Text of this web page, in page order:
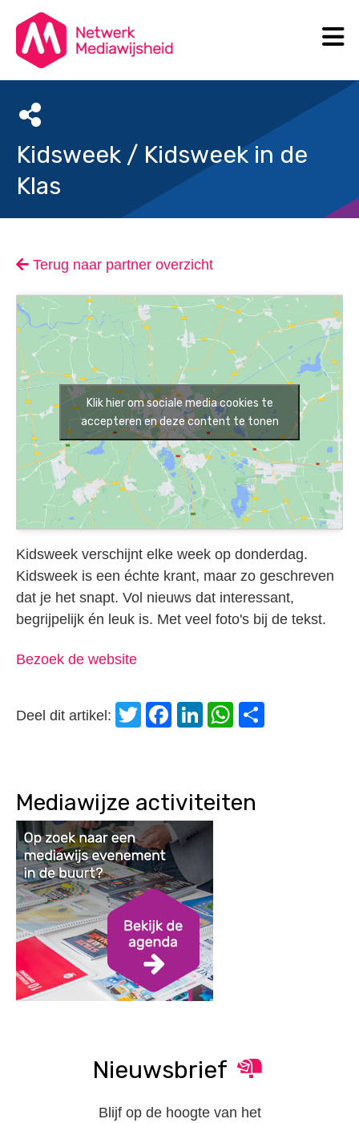
Kidsweek / Kidsweek in de
Klas
Terug naar partner overzicht
Klik hier om sociale media cookies te
accepteren en deze content te tonen
Kidsweek verschijnt elke week op donderdag.
Kidsweek is een échte krant, maar zo geschreven
dat je het snapt. Vol nieuws dat interessant,
begrijpelijk én leuk is. Met veel foto's bij de tekst.
Bezoek de website
Deel dit artikel: Twitter
Facebook
LinkedIn
WhatsApp
Mediawijze activiteiten
Nieuwsbrief
Blijf op de hoogte van het